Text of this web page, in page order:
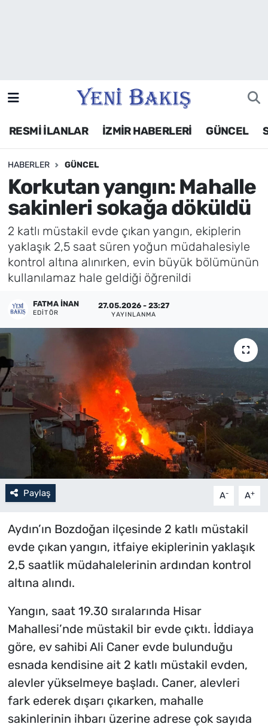
RESMİ İLANLAR İZMİR HABERLERİ GÜNCEL
HABERLER GÜNCEL
Korkutan yangın: Mahalle
sakinleri sokağa döküldü
2 katlı müstakil evde çıkan yangın, ekiplerin
yaklaşık 2,5 saat süren yoğun müdahalesiyle
kontrol altına alınırken, evin büyük bölümünün
kullanılamaz hale geldiği öğrenildi
FATMA İNAN
EDITÖR
27.05.2026 - 23:27
YAYINLANMA
Paylaş A- A+
Aydın’ın Bozdoğan ilçesinde 2 katlı müstakil
evde çıkan yangın, itfaiye ekiplerinin yaklaşık
2,5 saatlik müdahalelerinin ardından kontrol
altına alındı.
Yangın, saat 19.30 sıralarında Hisar
Mahallesi’nde müstakil bir evde çıktı. İddiaya
göre, ev sahibi Ali Caner evde bulunduğu
esnada kendisine ait 2 katlı müstakil evden,
alevler yükselmeye başladı. Caner, alevleri
fark ederek dışarı çıkarken, mahalle
sakinlerinin ihbarı üzerine adrese çok sayıda
Siyaset
Asayiş / Polis-Adliye
Spor
Magazin
Foto Galeri